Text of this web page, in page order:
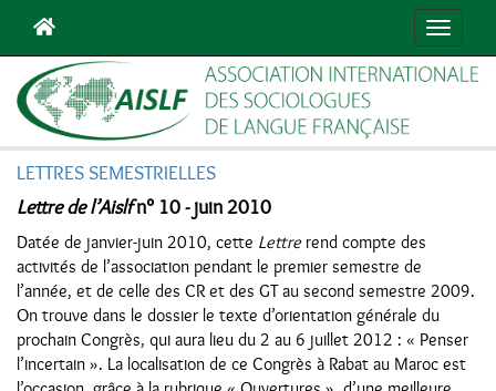
LETTRES SEMESTRIELLES
Lettre de l’Aislfn° 10 - juin 2010
Datée de janvier-juin 2010, cette Lettrerend compte des
activités de l’association pendant le premier semestre de
l’année, et de celle des CR et des GT au second semestre 2009.
On trouve dans le dossier le texte d’orientation générale du
prochain Congrès, qui aura lieu du 2 au 6 juillet 2012 : « Penser
l’incertain ». La localisation de ce Congrès à Rabat au Maroc est